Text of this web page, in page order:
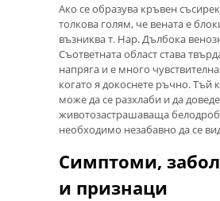
Ако се образува кръвен
толкова голям, че вената е
възниква т. Нар. Дълбока
Съответната област става
напряга и е много
когато я докоснете ръчно. Тъй
може да се разхлаби и да
животозастрашаваща
необходимо незабавно да се
Симптоми,
и признаци